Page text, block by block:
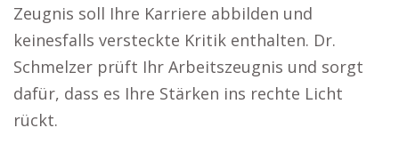
Zeugnis soll Ihre Karriere abbilden und
keinesfalls versteckte Kritik enthalten. Dr.
Schmelzer prüft Ihr Arbeitszeugnis und sorgt
dafür, dass es Ihre Stärken ins rechte Licht
rückt.